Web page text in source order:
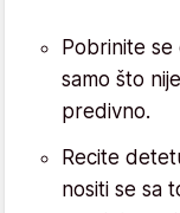
Pobrinite se
samo što
predivno.
Recite
nositi se sa